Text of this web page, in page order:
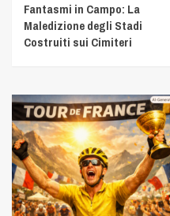
Fantasmi in Campo: La
Maledizione degli Stadi
Costruiti sui Cimiteri